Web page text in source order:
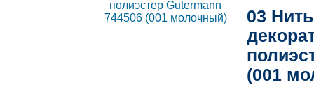
03
(001